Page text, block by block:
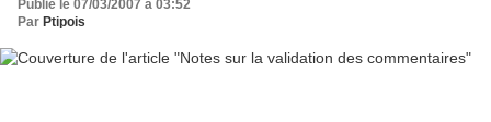
Publié le 07/03/2007 à 03:52
Par Ptipois